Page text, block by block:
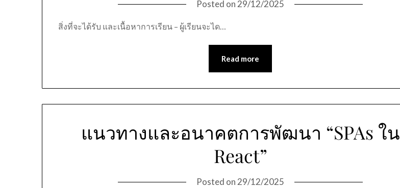
Posted on 29/12/2025
สิ่งที่จะได้รับ และเนื้อหาการเรียน – ผู้เรียนจะได…
Read more
แนวทางและอนาคตการพัฒนา “SPAs ใน
React”
Posted on 29/12/2025